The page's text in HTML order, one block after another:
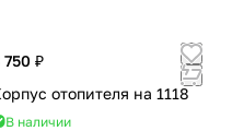
750 ₽
отопителя на 1118
В наличии